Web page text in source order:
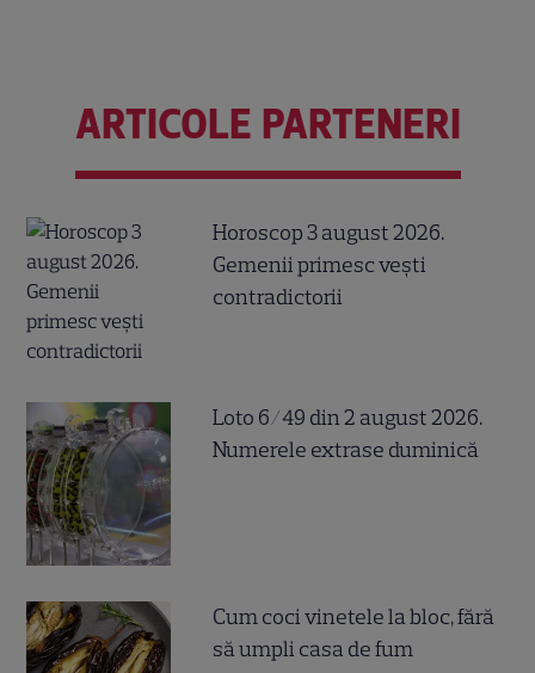
ARTICOLE PARTENERI
Horoscop 3 august 2026.
Gemenii primesc vești
contradictorii
Loto 6/49 din 2 august 2026.
Numerele extrase duminică
Cum coci vinetele la bloc, fără
să umpli casa de fum